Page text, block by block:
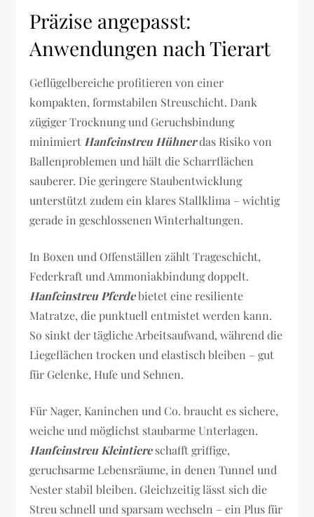
Präzise angepasst:
Anwendungen nach Tierart
Geflügelbereiche profitieren von einer
kompakten, formstabilen Streuschicht. Dank
zügiger Trocknung und Geruchsbindung
minimiert Hanfeinstreu Hühnerdas Risiko von
Ballenproblemen und hält die Scharrflächen
sauberer. Die geringere Staubentwicklung
unterstützt zudem ein klares Stallklima – wichtig
gerade in geschlossenen Winterhaltungen.
In Boxen und Offenställen zählt Trageschicht,
Federkraft und Ammoniakbindung doppelt.
Hanfeinstreu Pferdebietet eine resiliente
Matratze, die punktuell entmistet werden kann.
So sinkt der tägliche Arbeitsaufwand, während die
Liegeflächen trocken und elastisch bleiben – gut
für Gelenke, Hufe und Sehnen.
Für Nager, Kaninchen und Co. braucht es sichere,
weiche und möglichst staubarme Unterlagen.
Hanfeinstreu Kleintiereschafft griffige,
geruchsarme Lebensräume, in denen Tunnel und
Nester stabil bleiben. Gleichzeitig lässt sich die
Streu schnell und sparsam wechseln – ein Plus für